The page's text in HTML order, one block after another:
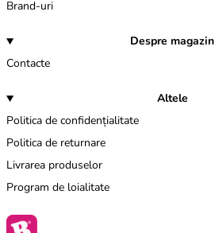
Brand-uri
Despre magazin
Contacte
Altele
Politica de confidențialitate
Politica de returnare
Livrarea produselor
Program de loialitate